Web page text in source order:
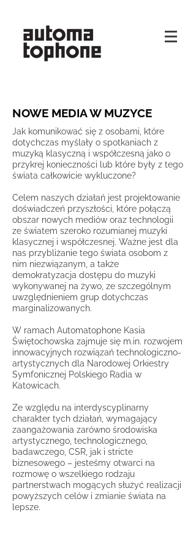
NOWE MEDIA W MUZYCE
Jak komunikować się z osobami, które
dotychczas myślały o spotkaniach z
muzyką klasyczną i współczesną jako o
przykrej konieczności lub które były z tego
świata całkowicie wykluczone?
Celem naszych działań jest projektowanie
doświadczeń przyszłości, które połączą
obszar nowych mediów oraz technologii
ze światem szeroko rozumianej muzyki
klasycznej i współczesnej. Ważne jest dla
nas przybliżanie tego świata osobom z
nim niezwiązanym, a także
demokratyzacja dostępu do muzyki
wykonywanej na żywo, ze szczególnym
uwzględnieniem grup dotychczas
marginalizowanych.
W ramach Automatophone Kasia
Świętochowska zajmuje się m.in. rozwojem
innowacyjnych rozwiązań technologiczno-
artystycznych dla Narodowej Orkiestry
Symfonicznej Polskiego Radia w
Katowicach.
Ze względu na interdyscyplinarny
charakter tych działań, wymagający
zaangażowania zarówno środowiska
artystycznego, technologicznego,
badawczego, CSR, jak i stricte
biznesowego – jesteśmy otwarci na
rozmowę o wszelkiego rodzaju
partnerstwach mogących służyć realizacji
powyższych celów i zmianie świata na
lepsze.